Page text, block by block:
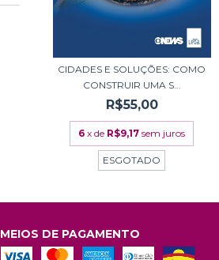
CIDADES E SOLUÇÕES: COMO
CONSTRUIR UMA S...
R$55,00
6 x de R$9,17 sem juros
ESGOTADO
MEIOS DE PAGAMENTO